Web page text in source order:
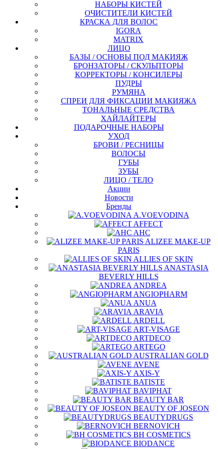
НАБОРЫ КИСТЕЙ
ОЧИСТИТЕЛИ КИСТЕЙ
КРАСКА ДЛЯ ВОЛОС
IGORA
MATRIX
ЛИЦО
БАЗЫ / ОСНОВЫ ПОД МАКИЯЖ
БРОНЗАТОРЫ / СКУЛЬПТОРЫ
КОРРЕКТОРЫ / КОНСИЛЕРЫ
ПУДРЫ
РУМЯНА
СПРЕИ ДЛЯ ФИКСАЦИИ МАКИЯЖА
ТОНАЛЬНЫЕ СРЕДСТВА
ХАЙЛАЙТЕРЫ
ПОДАРОЧНЫЕ НАБОРЫ
УХОД
БРОВИ / РЕСНИЦЫ
ВОЛОСЫ
ГУБЫ
ЗУБЫ
ЛИЦО / ТЕЛО
Акции
Новости
Бренды
A.VOEVODINA
AFFECT
AHC
ALIZEE MAKE-UP
PARIS
ALLIES OF SKIN
ANASTASIA
BEVERLY HILLS
ANDREA
ANGIOPHARM
ANUA
ARAVIA
ARDELL
ART-VISAGE
ARTDECO
ARTEGO
AUSTRALIAN GOLD
AVENE
AXIS-Y
BATISTE
BAVIPHAT
BEAUTY BAR
BEAUTY OF JOSEON
BEAUTYDRUGS
BERNOVICH
BH COSMETICS
BIODANCE